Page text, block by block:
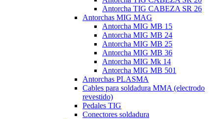
Antorcha TIG CABEZA SR 26
Antorchas MIG MAG
Antorcha MIG MB 15
Antorcha MIG MB 24
Antorcha MIG MB 25
Antorcha MIG MB 36
Antorcha MIG Mk 14
Antorcha MIG MB 501
Antorchas PLASMA
Cables para soldadura MMA (electrodo
revestido)
Pedales TIG
Conectores soldadura